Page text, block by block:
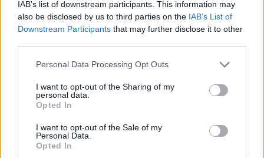
IAB’s list of downstream participants. This information may
also be disclosed by us to third parties on the IAB’s List of
Downstream Participants that may further disclose it to other
Personal Data Processing Opt Outs
I want to opt-out of the Sharing of my
personal data.
Opted In
I want to opt-out of the Sale of my
Personal Data.
Opted In
ΠΕΡΙΣΣΟΤΕΡΑ ΣΤΗΝ ΙΔΙΑ ΚΑΤΗΓΟΡΙΑ
Συμβουλές αντιμετώπισης